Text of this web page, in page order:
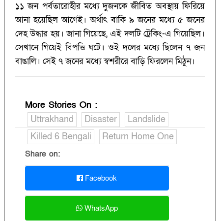
১১ জন পর্বতারোহীর মধ্যে দুজনকে জীবিত অবস্থায় ফিরিয়ে
আনা হয়েছিল আগেই। অর্থাৎ বাকি ৯ জনের মধ্যে ৫ জনের
দেহ উদ্ধার হয়। জানা গিয়েছে, এই দলটি ট্রেকিং-এ গিয়েছিল।
সেখানে গিয়েই বিপত্তি ঘটে। ওই দলের মধ্যে ছিলেন ৭ জন
বাঙালি। সেই ৭ জনের মধ্যে স্বশরীরে বাড়ি ফিরলেন মিঠুন।
More Stories On :
Uttrakhand
Disaster
Landslide
Killed 6 Bengali
Return Home One
Share on:
Facebook
WhatsApp